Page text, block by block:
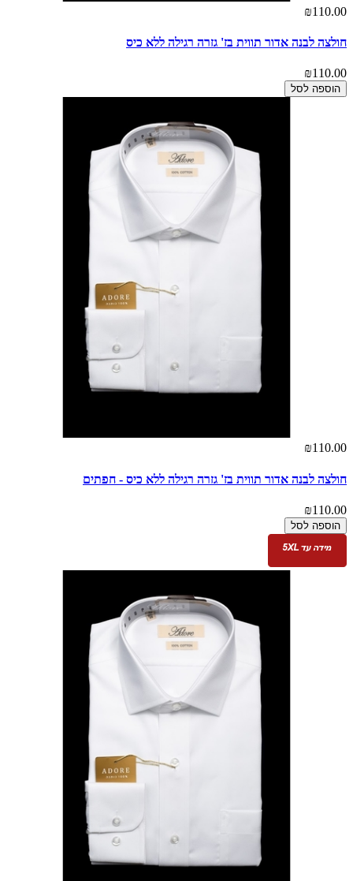
₪110.00
חולצה לבנה אדור תווית בז' גזרה רגילה ללא כיס
₪110.00
הוספה לסל
₪110.00
חולצה לבנה אדור תווית בז' גזרה רגילה ללא כיס - חפתים
₪110.00
הוספה לסל